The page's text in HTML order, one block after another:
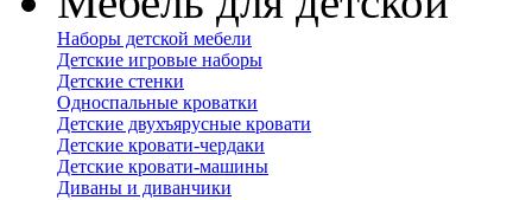
Наборы детской мебели
Детские игровые наборы
Детские стенки
Односпальные кроватки
Детские двухъярусные кровати
Детские кровати-чердаки
Детские кровати-машины
Диваны и диванчики